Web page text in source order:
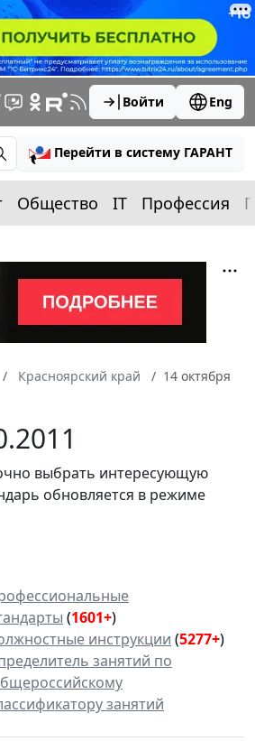
Войти Eng
Перейти в систему ГАРАНТ
Общество IT Профессия
Красноярский край
14 октября
выбрать интересующую
обновляется в режиме
(1601+)
инструкции (5277+)
занятий по
занятий